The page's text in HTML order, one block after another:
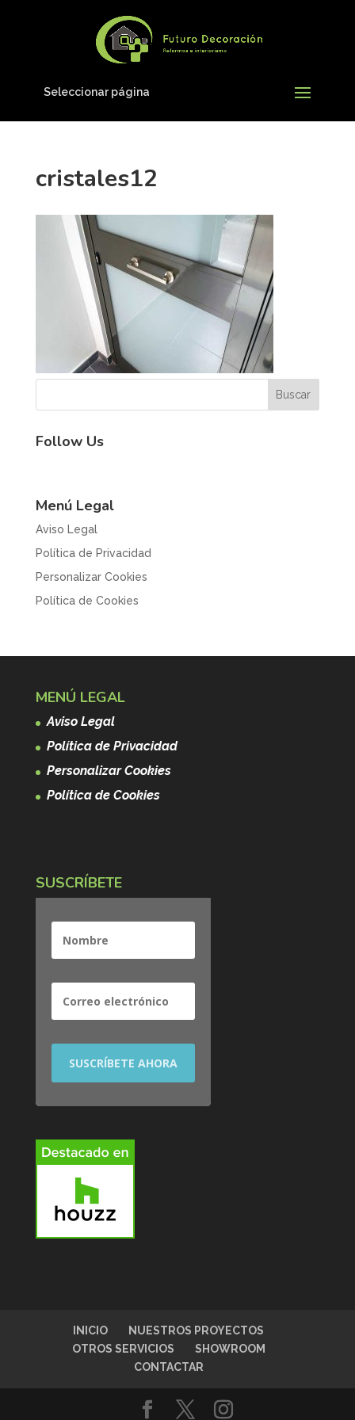
Seleccionar página
cristales12
Follow Us
Menú Legal
Aviso Legal
Política de Privacidad
Personalizar Cookies
Política de Cookies
MENÚ LEGAL
Aviso Legal
Política de Privacidad
Personalizar Cookies
Política de Cookies
SUSCRÍBETE
INICIO
NUESTROS PROYECTOS
OTROS SERVICIOS
SHOWROOM
CONTACTAR